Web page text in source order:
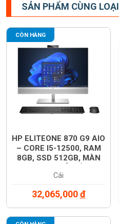
SẢN PHẨM CÙNG LOẠI
CÒN HÀNG
HP ELITEONE 870 G9 AIO
– CORE I5-12500, RAM
8GB, SSD 512GB, MÀN
WINDOWS 11, BẠC
Cái
32,065,000đ